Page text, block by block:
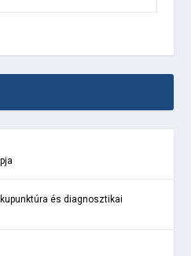
és diagnosztikai